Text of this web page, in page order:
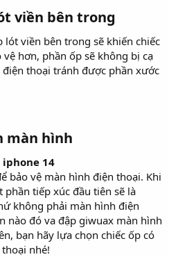
viền bên trong
lót viền bên trong sẽ khiến chiếc
hơn, phần ốp sẽ không bị cạ
thoại tránh được phần xước
màn hình
14
bảo vệ màn hình điện thoại. Khi
tiếp xúc đầu tiên sẽ là
không phải màn hình điện
nào đó va đập giwuax màn hình
bạn hãy lựa chọn chiếc ốp có
nhé!